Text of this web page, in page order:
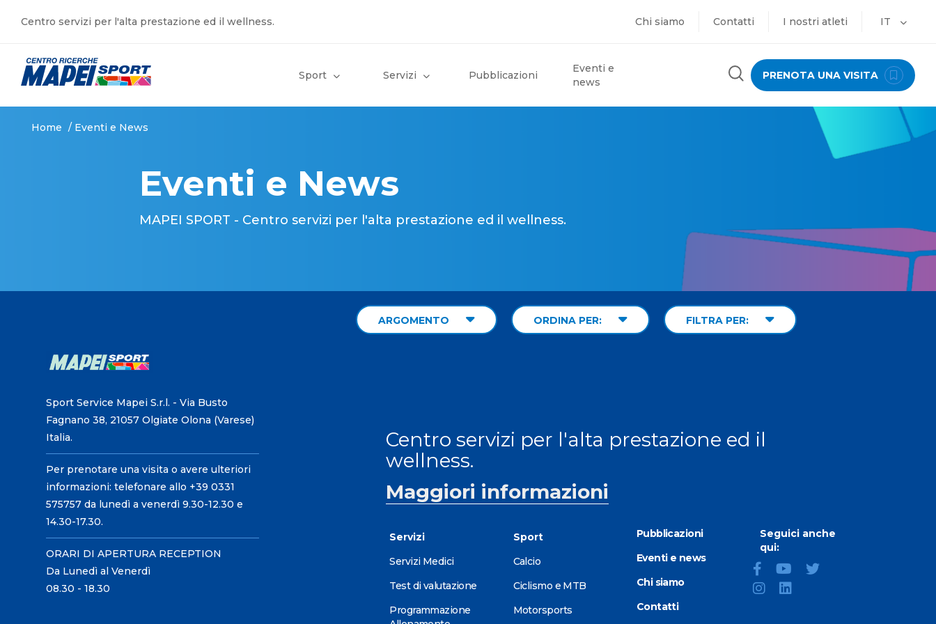
Centro servizi per l'alta prestazione ed il wellness. Chi siamo Contatti I nostri atleti IT
Sport Servizi Pubblicazioni
Eventi e
news
PRENOTA UNA VISITA
Home / Eventi e News
Eventi e News
MAPEI SPORT - Centro servizi per l'alta prestazione ed il wellness.
ARGOMENTO ORDINA PER: FILTRA PER:
Sport Service Mapei S.r.l. - Via Busto
Fagnano 38, 21057 Olgiate Olona (Varese)
Italia.
Per prenotare una visita o avere ulteriori
informazioni: telefonare allo +39 0331
575757 da lunedì a venerdì 9.30-12.30 e
14.30-17.30.
ORARI DI APERTURA RECEPTION
Da Lunedì al Venerdì
08.30 - 18.30
Centro servizi per l'alta prestazione ed il
wellness.
Maggiori informazioni
Servizi
Servizi Medici
Test di valutazione
Programmazione
Sport
Calcio
Ciclismo e MTB
Motorsports
Pubblicazioni
Eventi e news
Chi siamo
Contatti
Seguici anche
qui: